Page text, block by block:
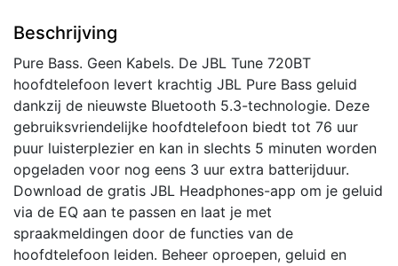
Beschrijving
Pure Bass. Geen Kabels. De JBL Tune 720BT
hoofdtelefoon levert krachtig JBL Pure Bass geluid
dankzij de nieuwste Bluetooth 5.3-technologie. Deze
gebruiksvriendelijke hoofdtelefoon biedt tot 76 uur
puur luisterplezier en kan in slechts 5 minuten worden
opgeladen voor nog eens 3 uur extra batterijduur.
Download de gratis JBL Headphones-app om je geluid
via de EQ aan te passen en laat je met
spraakmeldingen door de functies van de
hoofdtelefoon leiden. Beheer oproepen, geluid en